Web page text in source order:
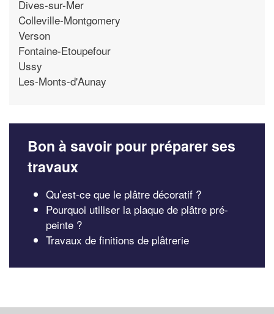
Dives-sur-Mer
Colleville-Montgomery
Verson
Fontaine-Etoupefour
Ussy
Les-Monts-d'Aunay
Bon à savoir pour préparer ses
travaux
Qu’est-ce que le plâtre décoratif ?
Pourquoi utiliser la plaque de plâtre pré-
peinte ?
Travaux de finitions de plâtrerie